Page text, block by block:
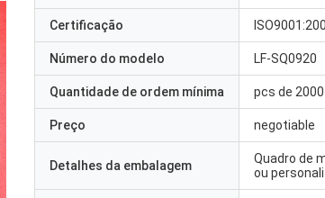
Certificação
Número do modelo LF-SQ0920
Quantidade de ordem mínima pcs de 2000
Preço negotiable
Detalhes da embalagem
Quadro de
ou